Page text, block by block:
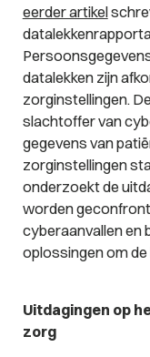
eerder artikel
datalekken zijn
zorginstellingen.
slachtoffer van
gegevens van
zorginstellingen
onderzoekt de
worden
cyberaanvallen en
oplossingen om
Uitdagingen op
zorg